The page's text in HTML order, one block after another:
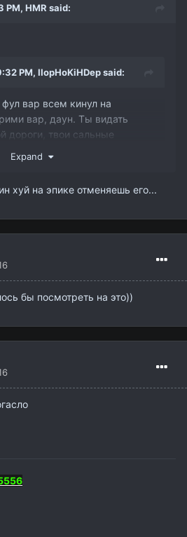
PM, HMR said:
PM, IIopHoKiHDepsaid:
вар всем кинул на
вар, даун. Ты видать
дороги, твои сальные
Expand
хуй на эпике отменяешь его...
бы посмотреть на это))